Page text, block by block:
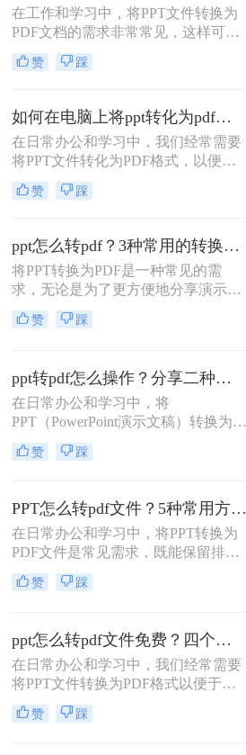
在工作和学习中，将PPT文件转换为
PDF文档的需求非常常见，这样可以
确保演示文稿在不同设备上的显示效
果一致，并且便于分享和打印。那么
种常见的PPT转PDF方法，帮助您根
据实际需求选择最合适的方式。
赞 踩
如何在电脑上将ppt转化为pdf？分享三个实用且易学的转换方法！
在日常办公和学习中，我们经常需要
将PPT文件转化为PDF格式，以便更
好地进行分享、打印或存档。那么如
何在电脑上将PPT转化为PDF呢？本
PDF的方法。
赞 踩
ppt怎么转pdf？3种常用的转换方法详解！
将PPT转换为PDF是一种常见的需
求，无论是为了更方便地分享演示文
稿，还是为了确保文档在不同设备上
的兼容性。那么ppt怎么转pdf呢？本
赞 踩
ppt转pdf怎么操作？分享二种快速转方法！
在日常办公和学习中，将
PPT（PowerPoint演示文稿）转换为
PDF格式是一种常见的需求。这样做
不仅能够确保文件在不同设备上的显
PowerPoint软件的用户查看。那么ppt
转pdf怎么操作呢？本文将详细介绍两
种PPT转PDF的方法，帮助您轻松实
现这一目标。
赞 踩
PPT怎么转pdf文件？5种常用方法详解！
在日常办公和学习中，将PPT转换为
PDF文件是常见需求，既能保留排版
格式，又方便跨平台分享。那么PPT
怎么转pdf文件呢？本文将介绍5种常
赞 踩
ppt怎么转pdf文件免费？四个方法帮你快速搞定
在日常办公和学习中，我们经常需要
将PPT文件转换为PDF格式以便于分
享、保存和打印。那么ppt怎么转pdf
文件免费呢？以下将详细介绍四种免
赞 踩